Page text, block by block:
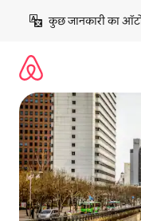
छोड़कर
कॉन्टेंट
कुछ जानकारी का